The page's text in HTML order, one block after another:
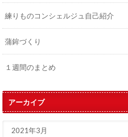
練りものコンシェルジュ自己紹介
蒲鉾づくり
１週間のまとめ
アーカイブ